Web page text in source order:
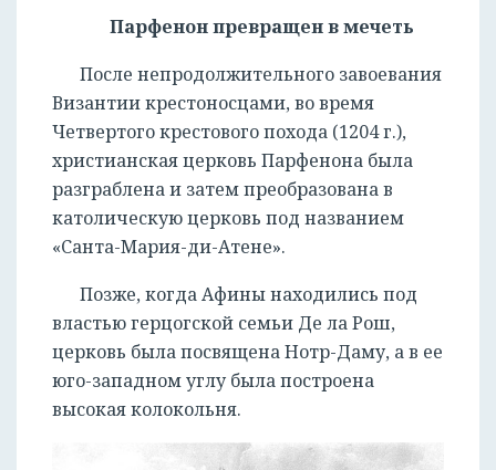
Парфенон превращен в мечеть
После непродолжительного завоевания
Византии крестоносцами, во время
Четвертого крестового похода (1204 г.),
христианская церковь Парфенона была
разграблена и затем преобразована в
католическую церковь под названием
«Санта-Мария-ди-Атене».
Позже, когда Афины находились под
властью герцогской семьи Де ла Рош,
церковь была посвящена Нотр-Даму, а в ее
юго-западном углу была построена
высокая колокольня.